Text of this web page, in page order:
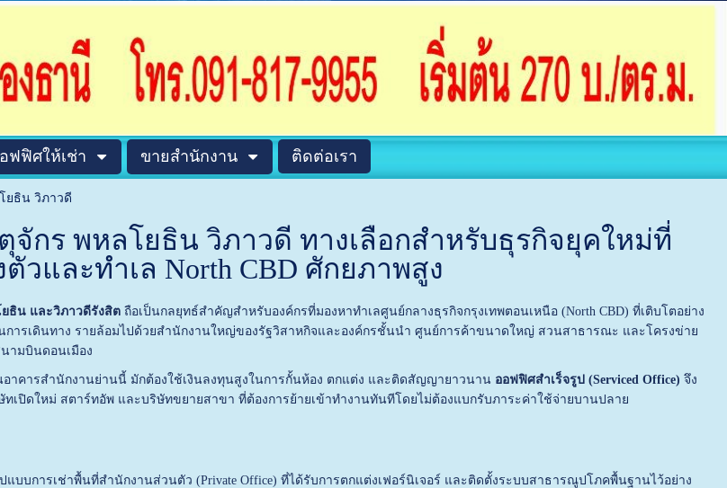
ฟฟิศให้เช่า ขายสำนักงาน ติดต่อเรา
ยธิน วิภาวดี
จักร พหลโยธิน วิภาวดี ทางเลือกสำหรับธุรกิจยุคใหม่ที่
วและทำเล North CBD ศักยภาพสูง
ธิน และวิภาวดีรังสิตถือเป็นกลยุทธ์สำคัญสำหรับองค์กรที่มองหาทำเลศูนย์กลางธุรกิจกรุงเทพตอนเหนือ (North CBD) ที่เติบโตอย่าง
ารเดินทาง รายล้อมไปด้วยสำนักงานใหญ่ของรัฐวิสาหกิจและองค์กรชั้นนำ ศูนย์การค้าขนาดใหญ่ สวนสาธารณะ และโครงข่าย
ามบินดอนเมือง
อาคารสำนักงานย่านนี้ มักต้องใช้เงินลงทุนสูงในการกั้นห้อง ตกแต่ง และติดสัญญายาวนาน ออฟฟิศสำเร็จรูป (Serviced Office) จึง
ทเปิดใหม่ สตาร์ทอัพ และบริษัทขยายสาขา ที่ต้องการย้ายเข้าทำงานทันทีโดยไม่ต้องแบกรับภาระค่าใช้จ่ายบานปลาย
แบบการเช่าพื้นที่สำนักงานส่วนตัว (Private Office) ที่ได้รับการตกแต่งเฟอร์นิเจอร์ และติดตั้งระบบสาธารณูปโภคพื้นฐานไว้อย่าง